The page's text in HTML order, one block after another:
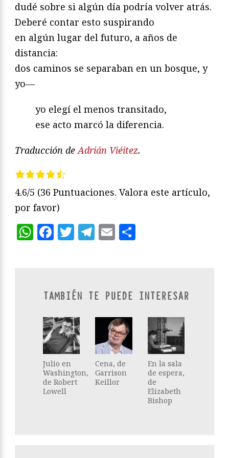
dudé sobre si algún día podría volver atrás.
Deberé contar esto suspirando
en algún lugar del futuro, a años de
distancia:
dos caminos se separaban en un bosque, y
yo—
yo elegí el menos transitado,
ese acto marcó la diferencia.
Traducción deAdrián Viéitez.
4.6/5 (36 Puntuaciones. Valora este artículo,
por favor)
WhatsApp
Facebook
Twitter
Telegram
Email
TAMBIÉN TE PUEDE INTERESAR
Julio en
Washington,
de Robert
Lowell
Cena, de
Garrison
Keillor
En la sala
de espera,
de
Elizabeth
Bishop